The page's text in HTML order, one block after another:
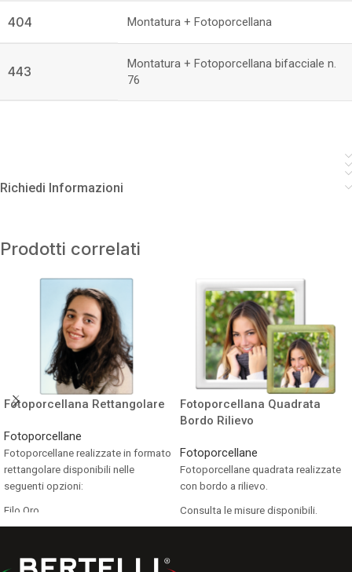
404 Montatura + Fotoporcellana
443
Montatura + Fotoporcellana bifacciale n.
76
Richiedi Informazioni
Prodotti correlati
Fotoporcellana Rettangolare
Fotoporcellane
Fotoporcellane realizzate in formato
rettangolare disponibili nelle
seguenti opzioni:
Filo Oro
Bordo Oro
Seppia
Fotoporcellana Quadrata
Bordo Rilievo
Fotoporcellane
Fotoporcellane quadrata realizzate
con bordo a rilievo.
Consulta le misure disponibili.